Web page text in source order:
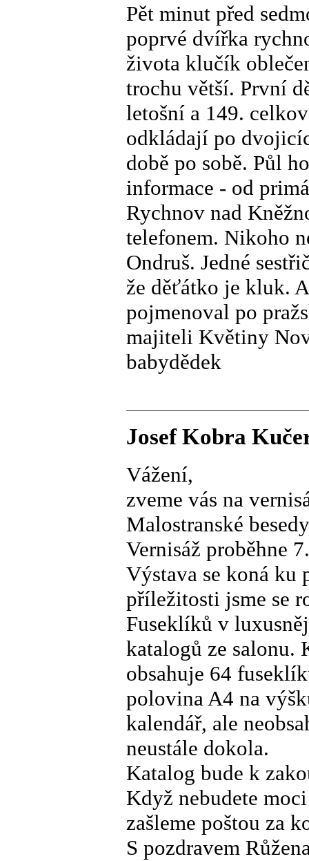
Pět minut před
poprvé dvířka
života klučík
trochu větší. První
letošní a 149.
odkládají po
době po sobě. Půl
informace - od
Rychnov nad
telefonem. Nikoho
Ondruš. Jedné
že děťátko je kluk.
pojmenoval po
majiteli Květiny
babydědek
Josef Kobra
Vážení,
zveme vás na
Malostranské
Vernisáž proběhne
Výstava se koná
příležitosti jsme se
Fuseklíků v
katalogů ze salonu.
obsahuje 64
polovina A4 na
kalendář, ale
neustále dokola.
Katalog bude k
Když nebudete
zašleme poštou za
S pozdravem